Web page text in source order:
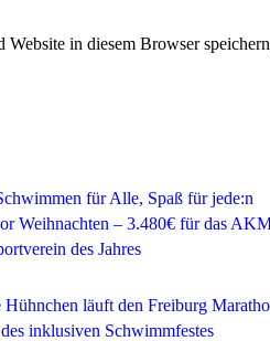
in diesem Browser
für Alle, Spaß für jede:n
Weihnachten – 3.480€ für das
des Jahres
Hühnchen läuft den Freiburg
inklusiven Schwimmfestes